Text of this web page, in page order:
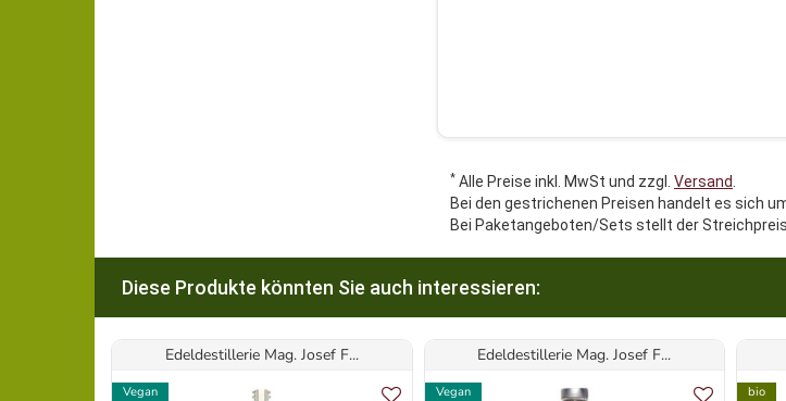
* Alle Preise inkl. MwSt und zzgl. Versand
Bei den gestrichenen Preisen handelt es sich
Bei Paketangeboten/Sets stellt der
Diese Produkte könnten Sie auch interessieren:
Edeldestillerie Mag. Josef F...
Vegan
Edeldestillerie Mag. Josef F...
Vegan
bio